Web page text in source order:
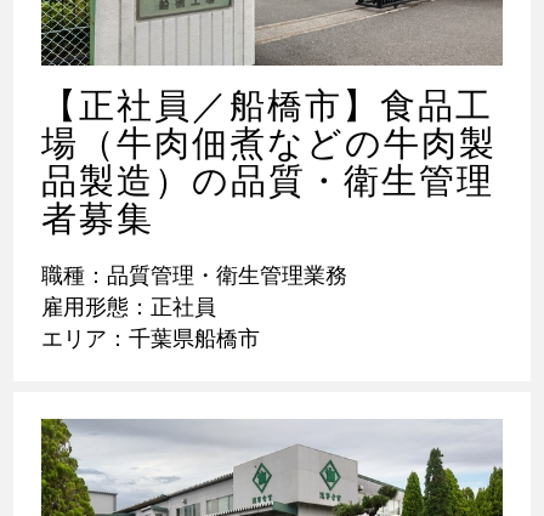
【正社員／船橋市】食品工
場（牛肉佃煮などの牛肉製
品製造）の品質・衛生管理
者募集
職種：品質管理・衛生管理業務
雇用形態：正社員
エリア：千葉県船橋市